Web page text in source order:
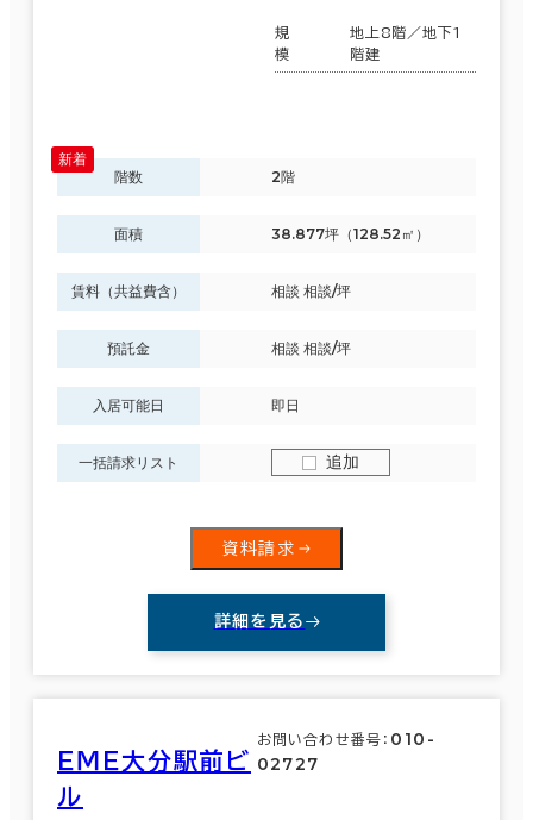
規
模
地上8階／地下1
階建
階数 2階
面積 38.877坪（128.52㎡）
賃料（共益費含） 相談 相談/坪
預託金 相談 相談/坪
入居可能日 即日
一括請求リスト 追加
資料請求
詳細を見る
ＥＭＥ大分駅前ビ
ル
お問い合わせ番号： 010-
02727